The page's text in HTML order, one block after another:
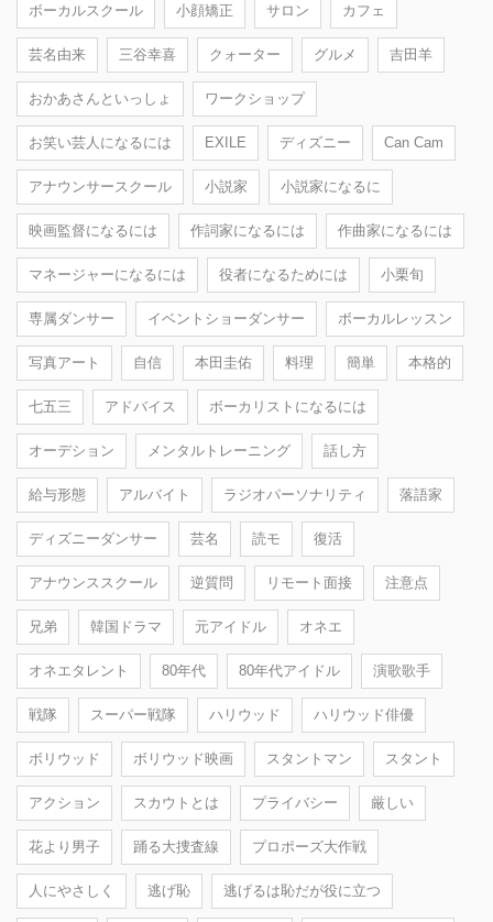
ボーカルスクール 小顔矯正 サロン カフェ
芸名由来 三谷幸喜 クォーター グルメ 吉田羊
おかあさんといっしょ ワークショップ
お笑い芸人になるには EXILE ディズニー Can Cam
アナウンサースクール 小説家 小説家になるに
映画監督になるには 作詞家になるには 作曲家になるには
マネージャーになるには 役者になるためには 小栗旬
専属ダンサー イベントショーダンサー ボーカルレッスン
写真アート 自信 本田圭佑 料理 簡単 本格的
七五三 アドバイス ボーカリストになるには
オーデション メンタルトレーニング 話し方
給与形態 アルバイト ラジオパーソナリティ 落語家
ディズニーダンサー 芸名 読モ 復活
アナウンススクール 逆質問 リモート面接 注意点
兄弟 韓国ドラマ 元アイドル オネエ
オネエタレント 80年代 80年代アイドル 演歌歌手
戦隊 スーパー戦隊 ハリウッド ハリウッド俳優
ボリウッド ボリウッド映画 スタントマン スタント
アクション スカウトとは プライバシー 厳しい
花より男子 踊る大捜査線 プロポーズ大作戦
人にやさしく 逃げ恥 逃げるは恥だが役に立つ